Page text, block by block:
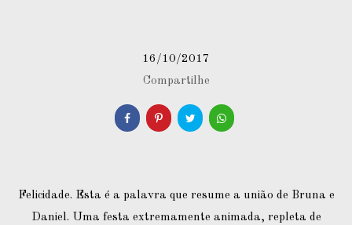
16/10/2017
Compartilhe
Felicidade. Esta é a palavra que resume a união de Bruna e
Daniel. Uma festa extremamente animada, repleta de